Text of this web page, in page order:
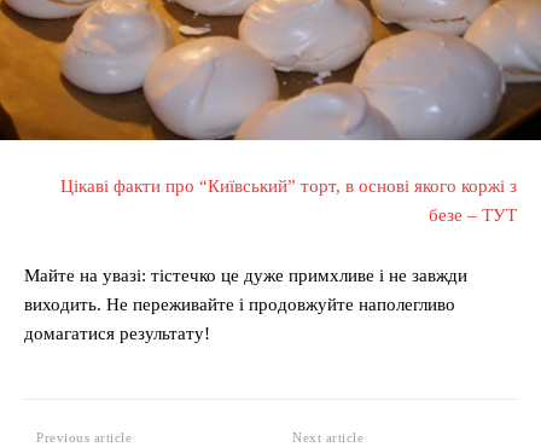
Цікаві факти про “Київський” торт, в основі якого коржі з
безе – ТУТ
Майте на увазі: тістечко це дуже примхливе і не завжди
виходить. Не переживайте і продовжуйте наполегливо
домагатися результату!
Previous article Next article